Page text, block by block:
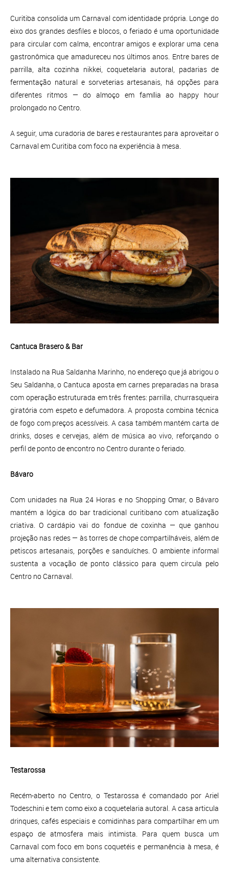
Curitiba consolida um Carnaval com identidade própria. Longe do
eixo dos grandes desfiles e blocos, o feriado é uma oportunidade
para circular com calma, encontrar amigos e explorar uma cena
gastronômica que amadureceu nos últimos anos. Entre bares de
parrilla, alta cozinha nikkei, coquetelaria autoral, padarias de
fermentação natural e sorveterias artesanais, há opções para
diferentes ritmos — do almoço em família ao happy hour
prolongado no Centro.
A seguir, uma curadoria de bares e restaurantes para aproveitar o
Carnaval em Curitiba com foco na experiência à mesa.
Cantuca Brasero & Bar
Instalado na Rua Saldanha Marinho, no endereço que já abrigou o
Seu Saldanha, o Cantuca aposta em carnes preparadas na brasa
com operação estruturada em três frentes: parrilla, churrasqueira
giratória com espeto e defumadora. A proposta combina técnica
de fogo com preços acessíveis. A casa também mantém carta de
drinks, doses e cervejas, além de música ao vivo, reforçando o
perfil de ponto de encontro no Centro durante o feriado.
Bávaro
Com unidades na Rua 24 Horas e no Shopping Omar, o Bávaro
mantém a lógica do bar tradicional curitibano com atualização
criativa. O cardápio vai do fondue de coxinha — que ganhou
projeção nas redes — às torres de chope compartilháveis, além de
petiscos artesanais, porções e sanduíches. O ambiente informal
sustenta a vocação de ponto clássico para quem circula pelo
Centro no Carnaval.
Testarossa
Recém-aberto no Centro, o Testarossa é comandado por Ariel
Todeschini e tem como eixo a coquetelaria autoral. A casa articula
drinques, cafés especiais e comidinhas para compartilhar em um
espaço de atmosfera mais intimista. Para quem busca um
Carnaval com foco em bons coquetéis e permanência à mesa, é
uma alternativa consistente.